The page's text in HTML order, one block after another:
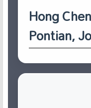
Hong
Pontian,